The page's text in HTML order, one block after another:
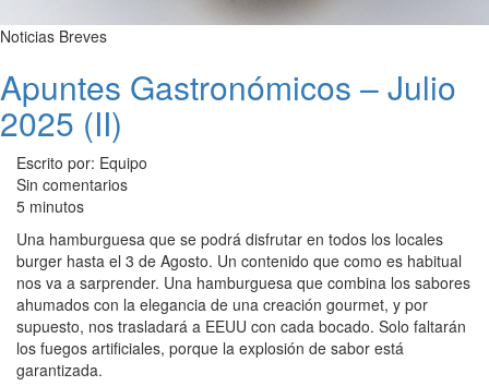
Noticias Breves
Apuntes Gastronómicos – Julio
2025 (II)
Escrito por: Equipo
Sin comentarios
5 minutos
Una hamburguesa que se podrá disfrutar en todos los locales
burger hasta el 3 de Agosto. Un contenido que como es habitual
nos va a sarprender. Una hamburguesa que combina los sabores
ahumados con la elegancia de una creación gourmet, y por
supuesto, nos trasladará a EEUU con cada bocado. Solo faltarán
los fuegos artificiales, porque la explosión de sabor está
garantizada.